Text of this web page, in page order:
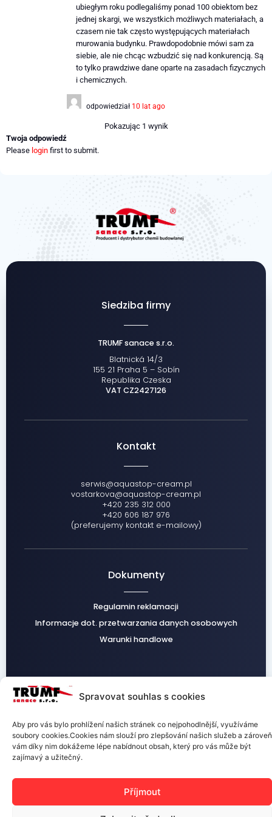
Spravovat souhlas s cookies
Aby pro vás bylo prohlížení našich stránek co nejpohodlnější, využíváme
soubory cookies.Cookies nám slouží pro zlepšování našich služeb a zároveň
vám díky nim dokážeme lépe nabídnout obsah, který pro vás může být
zajímavý a užitečný.
Příjmout
ubiegłym roku podlegaliśmy ponad 100 obiektom bez
jednej skargi, we wszystkich możliwych materiałach, a
czasem nie tak często występujących materiałach
murowania budynku. Prawdopodobnie mówi sam za
siebie, ale nie chcąc wzbudzić się nad konkurencją. Są
to tylko prawdziwe dane oparte na zasadach fizycznych
i chemicznych.
odpowiedział 10 lat ago
Pokazując 1 wynik
Twoja odpowiedź
Please login first to submit.
Siedziba firmy
TRUMF sanace s.r.o.
Blatnická 14/3
155 21 Praha 5 – Sobín
Republika Czeska
VAT CZ2427126
Kontakt
serwis@aquastop-cream.pl
vostarkova@aquastop-cream.pl
+420 235 312 000
+420 606 187 976
(preferujemy kontakt e-mailowy)
Dokumenty
Regulamin reklamacji
Informacje dot. przetwarzania danych osobowych
Warunki handlowe
Facebook Instagram